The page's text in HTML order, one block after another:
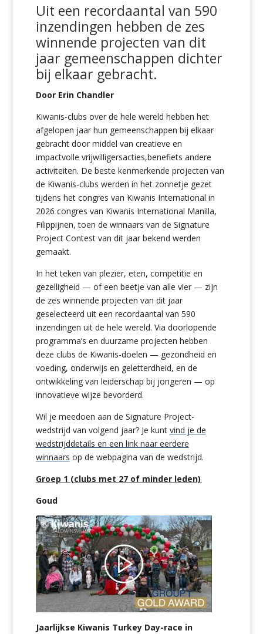
Uit een recordaantal van 590
inzendingen hebben de zes
winnende projecten van dit
jaar gemeenschappen dichter
bij elkaar gebracht.
Door Erin Chandler
Kiwanis-clubs over de hele wereld hebben het
afgelopen jaar hun gemeenschappen bij elkaar
gebracht door middel van creatieve en
impactvolle vrijwilligersacties,benefiets andere
activiteiten. De beste kenmerkende projecten van
de Kiwanis-clubs werden in het zonnetje gezet
tijdens het congres van Kiwanis International in
2026 congres van Kiwanis International Manilla,
Filippijnen, toen de winnaars van de Signature
Project Contest van dit jaar bekend werden
gemaakt.
In het teken van plezier, eten, competitie en
gezelligheid — of een beetje van alle vier — zijn
de zes winnende projecten van dit jaar
geselecteerd uit een recordaantal van 590
inzendingen uit de hele wereld. Via doorlopende
programma’s en duurzame projecten hebben
deze clubs de Kiwanis-doelen — gezondheid en
voeding, onderwijs en geletterdheid, en de
ontwikkeling van leiderschap bij jongeren — op
innovatieve wijze bevorderd.
Wil je meedoen aan de Signature Project-
wedstrijd van volgend jaar? Je kunt vind je de
wedstrijddetails en een link naar eerdere
winnaars op de webpagina van de wedstrijd.
Groep 1 (clubs met 27 of minder leden)
Goud
Jaarlijkse Kiwanis Turkey Day-race in